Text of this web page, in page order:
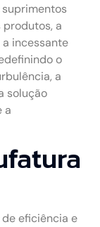
a
incessante
o
a
solução
a
eficiência e